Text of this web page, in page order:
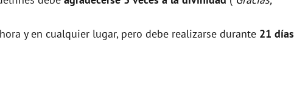
y en cualquier lugar, pero debe realizarse durante 21 días